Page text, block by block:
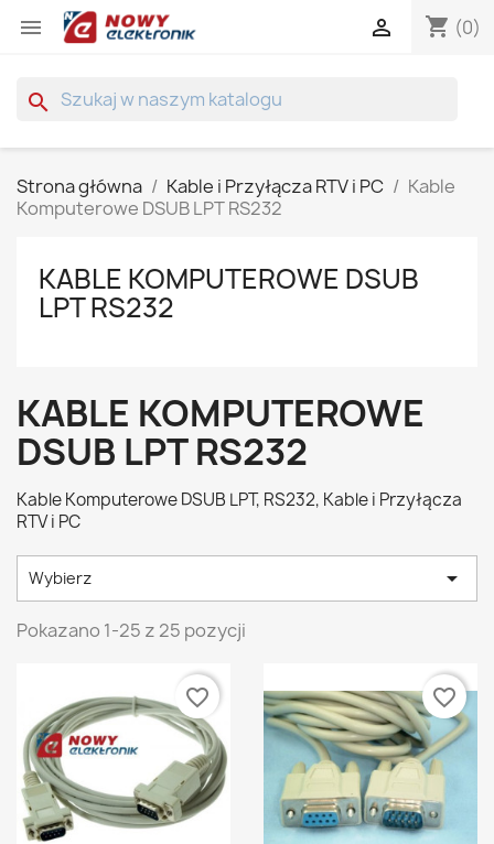
 shopping_cart (0)

search
Strona główna Kable i Przyłącza RTV i PC
Kable
Komputerowe DSUB LPT RS232
KABLE KOMPUTEROWE DSUB
LPT RS232
KABLE KOMPUTEROWE
DSUB LPT RS232
Kable Komputerowe DSUB LPT, RS232, Kable i Przyłącza
RTV i PC
Wybierz 
Pokazano 1-25 z 25 pozycji
favorite_border favorite_border